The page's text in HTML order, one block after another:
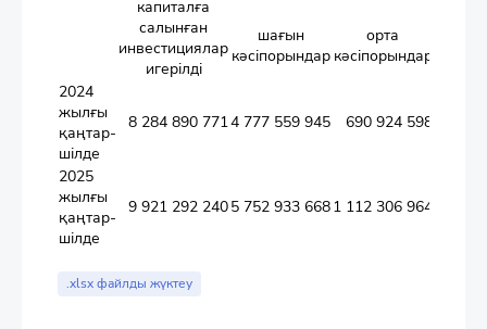
капиталға
салынған
инвестициялар
игерілді
шағын
кәсіпорындар
орта
кәсіпорындар
2024
жылғы
қаңтар-
шілде
8 284 890 7714 777 559 945 690 924 598
2025
жылғы
қаңтар-
шілде
9 921 292 2405 752 933 6681 112 306 964
.xlsx файлды жүктеу